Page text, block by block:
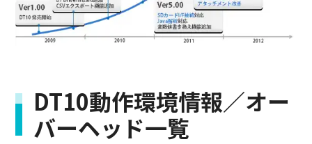
DT10動作環境情報／オー
バーヘッド一覧